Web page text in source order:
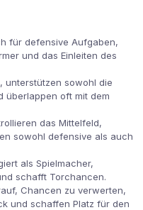
für defensive Aufgaben,
und das Einleiten des
unterstützen sowohl die
überlappen oft mit dem
das Mittelfeld,
sowohl defensive als auch
als Spielmacher,
schafft Torchancen.
Chancen zu verwerten,
und schaffen Platz für den